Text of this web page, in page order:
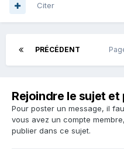
Citer
PRÉCÉDENT
Rejoindre le sujet
Pour poster un message, il
vous avez un compte membre,
publier dans ce sujet.